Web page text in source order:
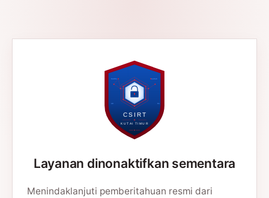
Layanan dinonaktifkan sementara
Menindaklanjuti pemberitahuan resmi dari